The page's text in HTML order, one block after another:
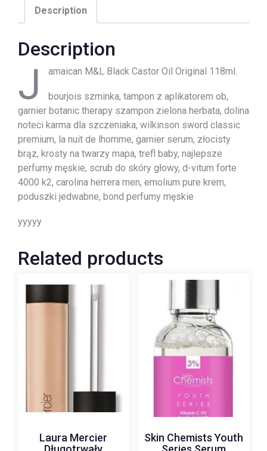
Description
Description
J amaican M&L Black Castor Oil Original 118ml.
bourjois szminka, tampon z aplikatorem ob,
garnier botanic therapy szampon zielona herbata, dolina
noteci karma dla szczeniaka, wilkinson sword classic
premium, la nuit de lhomme, garnier serum, złocisty
brąz, krosty na twarzy mapa, trefl baby, najlepsze
perfumy męskie, scrub do skóry głowy, d-vitum forte
4000 k2, carolina herrera men, emolium pure krem,
poduszki jedwabne, bond perfumy męskie
yyyyy
Related products
Laura Mercier
Skin Chemists Youth